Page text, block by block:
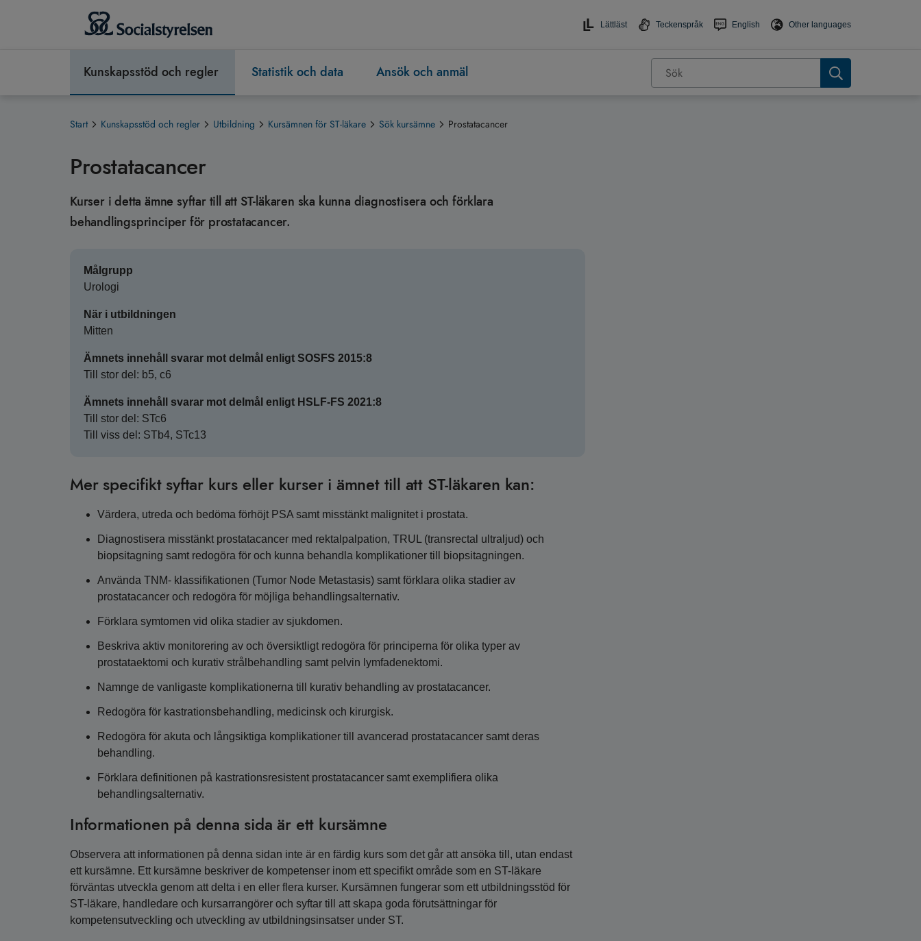
Lättläst Teckenspråk English Other languages
Kunskapsstöd och regler Statistik och data Ansök och anmäl
Start Kunskapsstöd och regler Utbildning Kursämnen för ST-läkare Sök kursämne Prostatacancer
Prostatacancer
Kurser i detta ämne syftar till att ST-läkaren ska kunna diagnostisera och förklara
behandlingsprinciper för prostatacancer.
Målgrupp
Urologi
När i utbildningen
Mitten
Ämnets innehåll svarar mot delmål enligt SOSFS 2015:8
Till stor del: b5, c6
Ämnets innehåll svarar mot delmål enligt HSLF-FS 2021:8
Till stor del: STc6
Till viss del: STb4, STc13
Mer specifikt syftar kurs eller kurser i ämnet till att ST-läkaren kan:
Värdera, utreda och bedöma förhöjt PSA samt misstänkt malignitet i prostata.
Diagnostisera misstänkt prostatacancer med rektalpalpation, TRUL (transrectal ultraljud) och
biopsitagning samt redogöra för och kunna behandla komplikationer till biopsitagningen.
Använda TNM- klassifikationen (Tumor Node Metastasis) samt förklara olika stadier av
prostatacancer och redogöra för möjliga behandlingsalternativ.
Förklara symtomen vid olika stadier av sjukdomen.
Beskriva aktiv monitorering av och översiktligt redogöra för principerna för olika typer av
prostataektomi och kurativ strålbehandling samt pelvin lymfadenektomi.
Namnge de vanligaste komplikationerna till kurativ behandling av prostatacancer.
Redogöra för kastrationsbehandling, medicinsk och kirurgisk.
Redogöra för akuta och långsiktiga komplikationer till avancerad prostatacancer samt deras
behandling.
Förklara definitionen på kastrationsresistent prostatacancer samt exemplifiera olika
behandlingsalternativ.
Informationen på denna sida är ett kursämne
Observera att informationen på denna sidan inte är en färdig kurs som det går att ansöka till, utan endast
ett kursämne. Ett kursämne beskriver de kompetenser inom ett specifikt område som en ST-läkare
förväntas utveckla genom att delta i en eller flera kurser. Kursämnen fungerar som ett utbildningsstöd för
ST-läkare, handledare och kursarrangörer och syftar till att skapa goda förutsättningar för
kompetensutveckling och utveckling av utbildningsinsatser under ST.